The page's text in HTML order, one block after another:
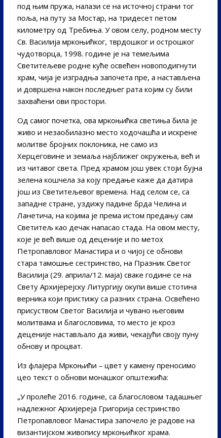
под њим пружа, налази се на источнoj страни тог
поља, на путу за Мостар, на тридесет петом
километру од Требиња. У овом селу, родном месту
Св. Василија мркоњићког, тврдошког и острошког
чудотворца, 1998. године је на темељима
Светитељеве родне куће освећен новоподигнути
храм, чија је изградња започета пре, а настављена
и довршена након последњег рата којим су били
захваћени ови простори.
Од самог почетка, ова мркоњићка светиња била је
живо и незаобилазно место ходочашћа и искрене
молитве бројних поклоника, не само из
Херцеговине и земаља најближег окружења, већ и
из читавог света. Пред храмом још увек стоји бујна
зелена кошчела за коју предање каже да датира
још из Светитељевог времена. Над селом се, са
западне стране, уздижу падине брда Челина и
Ланетича, на којима је према истом предању сам
Светитељ као дечак напасао стада. На овом месту,
које је већ више од деценије и по метох
Петропавловог Манастира и о чијој се обнови
стара тамошње сестринство, на Празник Светог
Василија (29. априла/12. маја) сваке године се на
Свету Архијерејску Литургију окупи више стотина
верника који пристижу са разних страна. Освећено
присуством Светог Василија и чувано његовим
молитвама и благословима, то место је кроз
деценије настављало да живи, чекајући своју пуну
обнову и процват.
Из флајера Мркоњићи – цвет у камену преносимо
цео текст о обнови монашког општежића:
„У пролеће 2016. године, са благословом тадашњег
надлежног Архијереја Григорија сестринство
Петропавловог Манастира започело је радове на
византијском живопису мркоњићког храма.